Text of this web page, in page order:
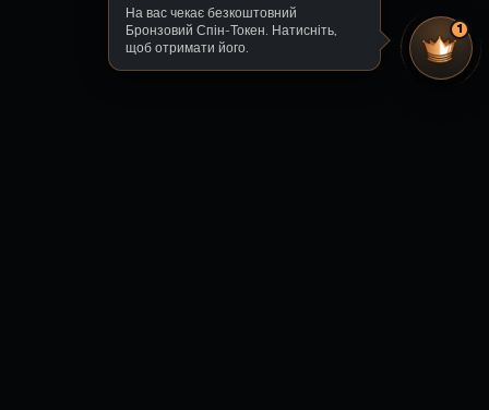
На вас чекає безкоштовний
Бронзовий Спін-Токен. Натисніть,
щоб отримати його.
1